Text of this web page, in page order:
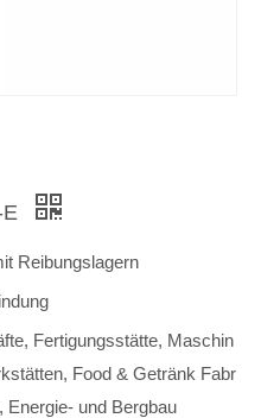
Reibungslagern
Fertigungsstätte, Maschin
Food & Getränk Fabr
Energie- und Bergbau